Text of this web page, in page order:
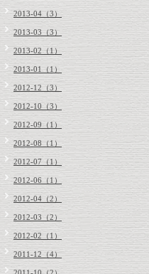
2013-04（3）
2013-03（3）
2013-02（1）
2013-01（1）
2012-12（3）
2012-10（3）
2012-09（1）
2012-08（1）
2012-07（1）
2012-06（1）
2012-04（2）
2012-03（2）
2012-02（1）
2011-12（4）